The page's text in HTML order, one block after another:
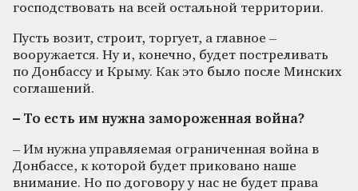
господствовать на всей остальной территории.
Пусть возит, строит, торгует, а главное –
вооружается. Ну и, конечно, будет постреливать
по Донбассу и Крыму. Как это было после Минских
соглашений.
– То есть им нужна замороженная война?
– Им нужна управляемая ограниченная война в
Донбассе, к которой будет приковано наше
внимание. Но по договору у нас не будет права